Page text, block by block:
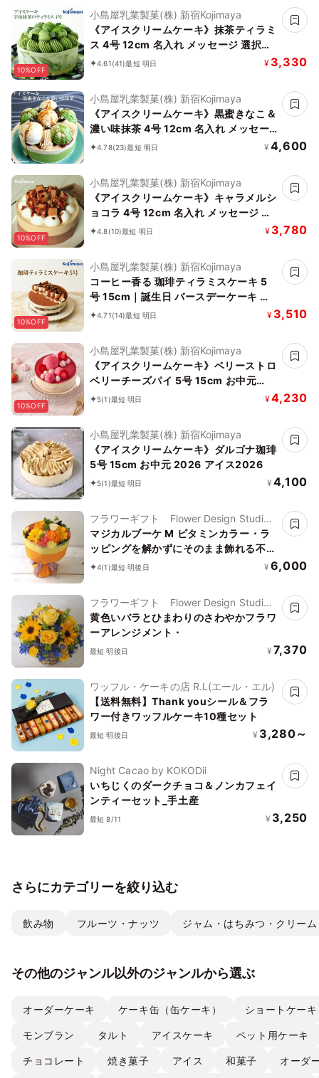
10%OFF
小島屋乳業製菓(株) 新宿Kojimaya
《アイスクリームケーキ》抹茶ティラミ
ス 4号 12cm 名入れ メッセージ 選択可
チョコプレート お中元 2026 アイス
4.61(41)最短 明日 ¥ 3,330
小島屋乳業製菓(株) 新宿Kojimaya
《アイスクリームケーキ》黒蜜きなこ＆
濃い味抹茶 4号 12cm 名入れ メッセー
ジ 選択可 チョコプレート お中元 2026
4.78(23)最短 明日 ¥ 4,600
10%OFF
小島屋乳業製菓(株) 新宿Kojimaya
《アイスクリームケーキ》キャラメルシ
ョコラ 4号 12cm 名入れ メッセージ 選
択可 チョコプレート お中元 2026 アイ
4.8(10)最短 明日 ¥ 3,780
10%OFF
小島屋乳業製菓(株) 新宿Kojimaya
コーヒー香る 珈琲ティラミスケーキ 5
号 15cm｜誕生日 バースデーケーキ 名
入れ メッセージ チョコプレート 対応 お
4.71(14)最短 明日 ¥ 3,510
10%OFF
小島屋乳業製菓(株) 新宿Kojimaya
《アイスクリームケーキ》ベリーストロ
ベリーチーズパイ 5号 15cm お中元
2026 アイス2026
5(1)最短 明日 ¥4,230
小島屋乳業製菓(株) 新宿Kojimaya
《アイスクリームケーキ》ダルゴナ珈琲
5号 15cm お中元 2026 アイス2026
5(1)最短 明日 ¥ 4,100
フラワーギフト Flower Design Studio
花歩
マジカルブーケ M ビタミンカラー・ラ
ッピングを解かずにそのまま飾れる不思
議な花束・誕生日などお祝いに 「」
4(1)最短 明後日 ¥ 6,000
フラワーギフト Flower Design Studio
花歩
黄色いバラとひまわりのさわやかフラワ
ーアレンジメント・
最短 明後日 ¥ 7,370
ワッフル・ケーキの店 R.L(エール・エル)
【送料無料】Thank youシール＆フラ
ワー付きワッフルケーキ10種セット
最短 明後日 ¥ 3,280～
Night Cacao by KOKODii
いちじくのダークチョコ＆ノンカフェイ
ンティーセット_手土産
最短 8/11 ¥ 3,250
さらにカテゴリーを絞り込む
飲み物 フルーツ・ナッツ ジャム・はちみつ・クリーム
その他のジャンル以外のジャンルから選ぶ
オーダーケーキ ケーキ缶（缶ケーキ） ショートケー
モンブラン タルト アイスケーキ ペット用ケーキ
チョコレート 焼き菓子 アイス 和菓子 オーダ